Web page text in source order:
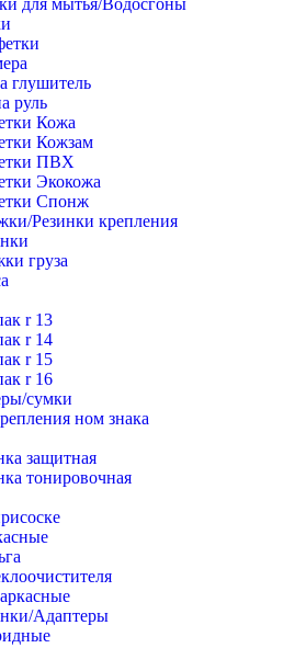
для мытья/Водосгоны
глушитель
руль
Кожа
Кожзам
ПВХ
Экокожа
Спонж
Резинки крепления
груза
r 13
r 14
r 15
r 16
сумки
ном знака
защитная
тонировочная
Адаптеры